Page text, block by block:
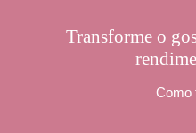
Transforme o
Como